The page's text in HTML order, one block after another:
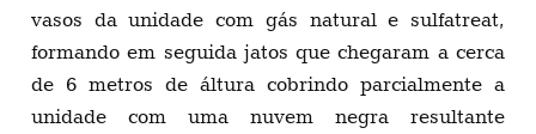
vasos da unidade com gás natural e sulfatreat,
formando em seguida jatos que chegaram a cerca
de 6 metros de áltura cobrindo parcialmente a
unidade com uma nuvem negra resultante